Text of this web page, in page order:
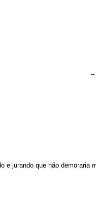
–
e jurando que não demoraria